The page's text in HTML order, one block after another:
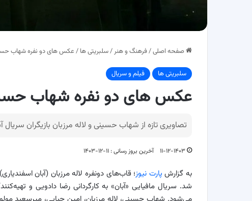
صفحه اصلی/فرهنگ و هنر/سلبریتی ها /عکس های دو نفره شهاب
سلبریتی ها فیلم و سریال
عکس های دو نفره شهاب
تصاویری تازه از شهاب حسینی و لاله مرزبان بازیگران سریال
۱۱-۱۲-۱۴۰۳ آخرین بروز رسانی : ۱۱-۱۲-۱۴۰۳
به گزارش پارت نیوز؛ قاب‌های دونفره لاله مرزبان (آبان
شد. سریال مافیایی «آبان» به کارگردانی رضا دادویی و